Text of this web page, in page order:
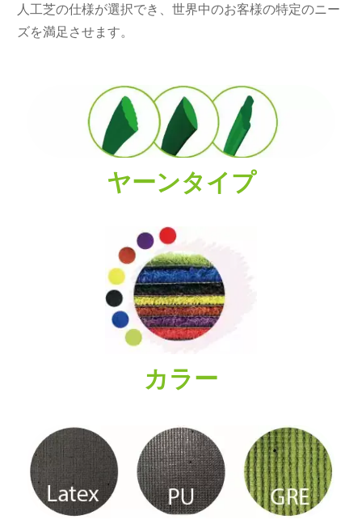
人工芝の仕様が選択でき、世界中のお客様の特定のニー
ズを満足させます。
ヤーンタイプ
カラー